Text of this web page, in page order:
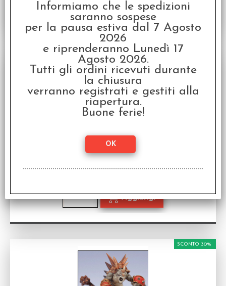
Skorne - Venator Catapult Crew
Skorne - Ciurma della Catapulta dei Venator
Disponibilità: DISPONIBILE
SCONTO 30%
SCONTO 30%
Informiamo che le spedizioni
saranno sospese
per la pausa estiva dal 7 Agosto
2026
e riprenderanno Lunedì 17
Agosto 2026.
Tutti gli ordini ricevuti durante
la chiusura
verranno registrati e gestiti alla
riapertura.
Buone ferie!